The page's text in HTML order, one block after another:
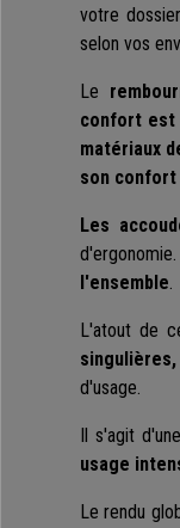
votre
selon vos
Le
confort est
matériaux
son
Les
l'ensemble.
L'atout de
d'usage.
Il s'agit
usage
Le rendu